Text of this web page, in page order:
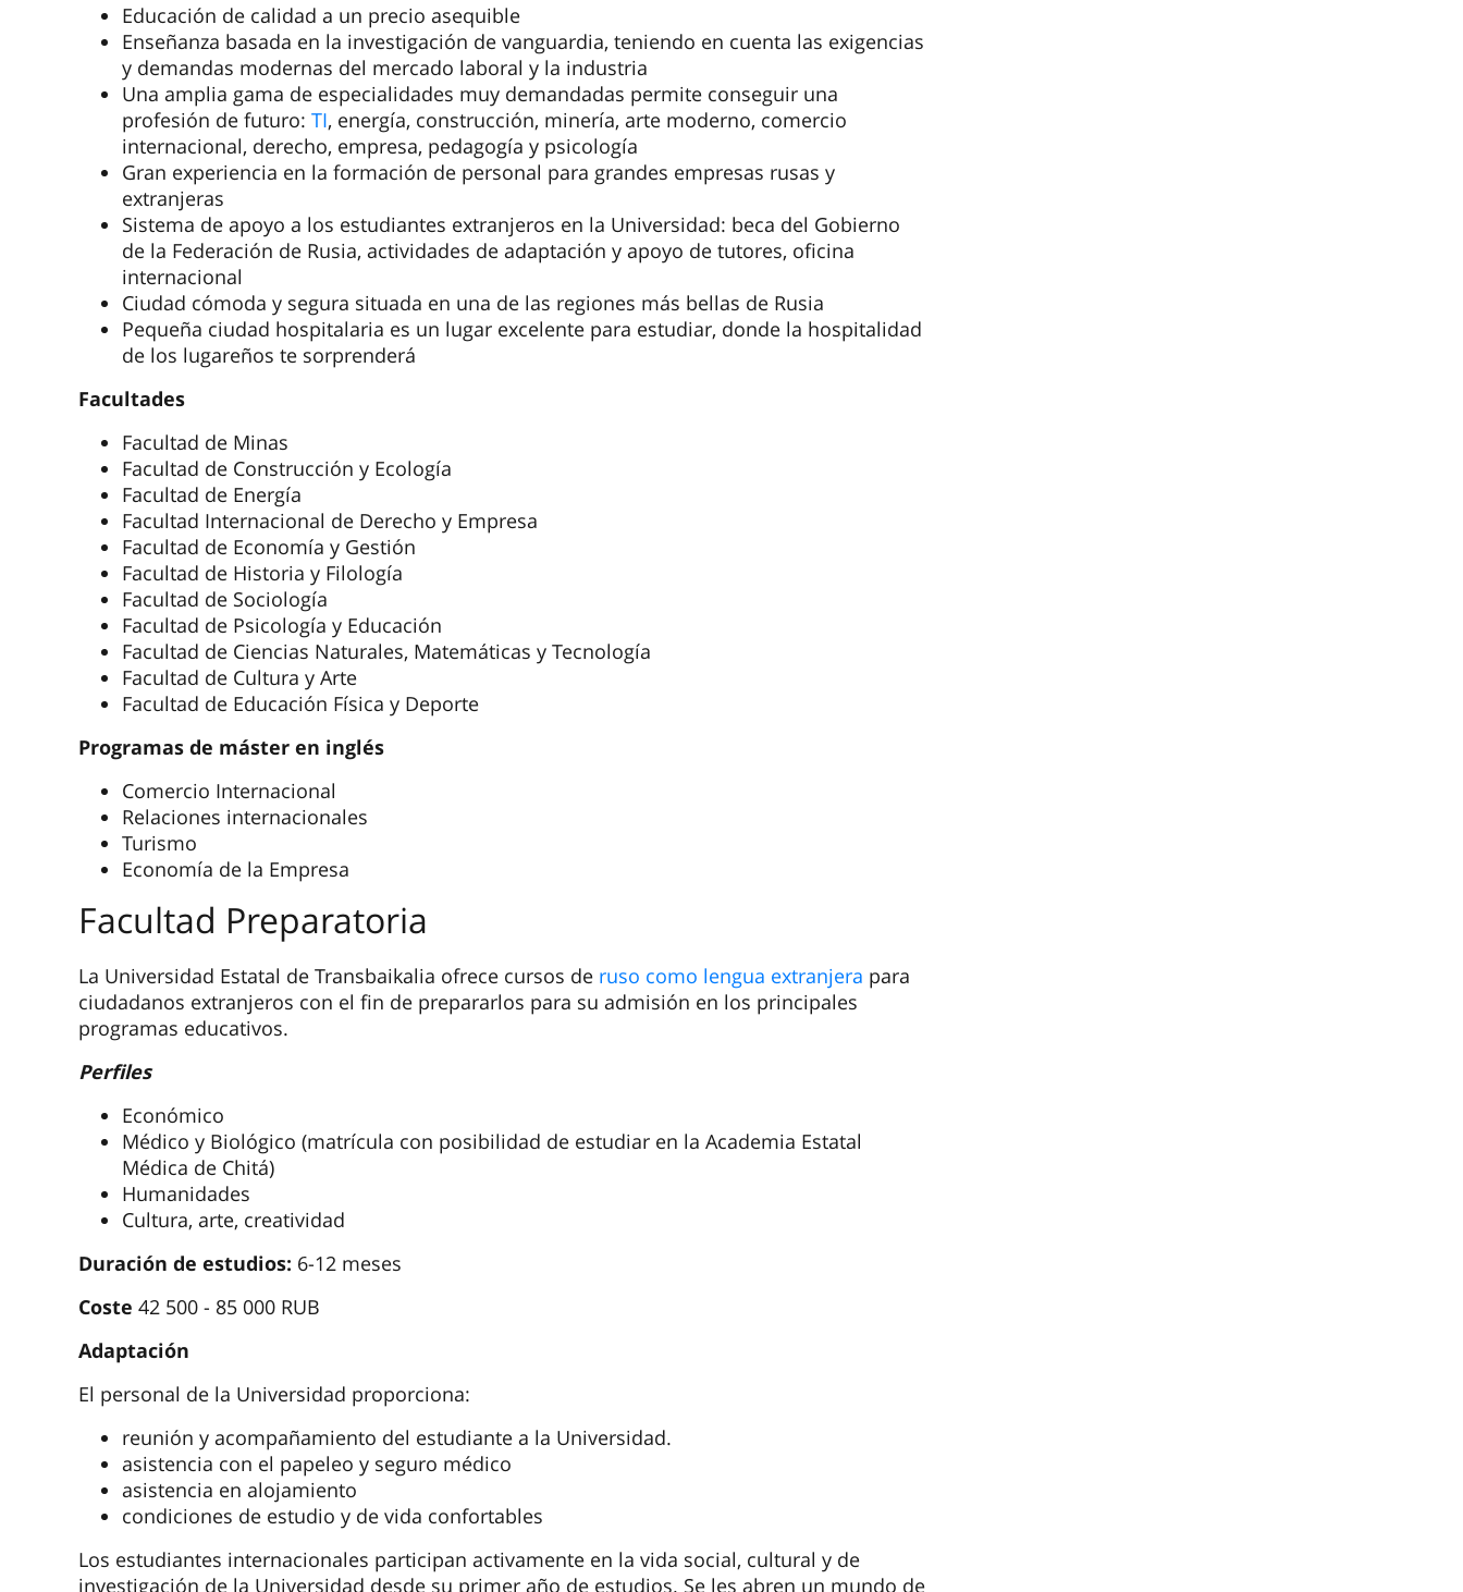
Educación de calidad a un precio asequible
Enseñanza basada en la investigación de vanguardia, teniendo en cuenta las exigencias
y demandas modernas del mercado laboral y la industria
Una amplia gama de especialidades muy demandadas permite conseguir una
profesión de futuro: TI, energía, construcción, minería, arte moderno, comercio
internacional, derecho, empresa, pedagogía y psicología
Gran experiencia en la formación de personal para grandes empresas rusas y
extranjeras
Sistema de apoyo a los estudiantes extranjeros en la Universidad: beca del Gobierno
de la Federación de Rusia, actividades de adaptación y apoyo de tutores, oficina
internacional
Ciudad cómoda y segura situada en una de las regiones más bellas de Rusia
Pequeña ciudad hospitalaria es un lugar excelente para estudiar, donde la hospitalidad
de los lugareños te sorprenderá
Facultades
Facultad de Minas
Facultad de Construcción y Ecología
Facultad de Energía
Facultad Internacional de Derecho y Empresa
Facultad de Economía y Gestión
Facultad de Historia y Filología
Facultad de Sociología
Facultad de Psicología y Educación
Facultad de Ciencias Naturales, Matemáticas y Tecnología
Facultad de Cultura y Arte
Facultad de Educación Física y Deporte
Programas de máster en inglés
Comercio Internacional
Relaciones internacionales
Turismo
Economía de la Empresa
Facultad Preparatoria
La Universidad Estatal de Transbaikalia ofrece cursos de ruso como lengua extranjera para
ciudadanos extranjeros con el fin de prepararlos para su admisión en los principales
programas educativos.
Perfiles
Económico
Médico y Biológico (matrícula con posibilidad de estudiar en la Academia Estatal
Médica de Chitá)
Humanidades
Cultura, arte, creatividad
Duración de estudios: 6-12 meses
Coste 42 500 - 85 000 RUB
Adaptación
El personal de la Universidad proporciona:
reunión y acompañamiento del estudiante a la Universidad.
asistencia con el papeleo y seguro médico
asistencia en alojamiento
condiciones de estudio y de vida confortables
Los estudiantes internacionales participan activamente en la vida social, cultural y de
investigación de la Universidad desde su primer año de estudios. Se les abren un mundo de